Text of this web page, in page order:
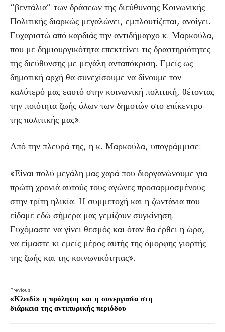
“βεντάλια” των δράσεων της διεύθυνσης Κοινωνικής
Πολιτικής διαρκώς μεγαλώνει, εμπλουτίζεται, ανοίγει.
Ευχαριστώ από καρδιάς την αντιδήμαρχο κ. Μαρκούλα,
που με δημιουργικότητα επεκτείνει τις δραστηριότητες
της διεύθυνσης με μεγάλη ανταπόκριση. Εμείς ως
δημοτική αρχή θα συνεχίσουμε να δίνουμε τον
καλύτερό μας εαυτό στην κοινωνική πολιτική, θέτοντας
την ποιότητα ζωής όλων των δημοτών στο επίκεντρο
της πολιτικής μας».
Από την πλευρά της, η κ. Μαρκούλα, υπογράμμισε:
«Είναι πολύ μεγάλη μας χαρά που διοργανώνουμε για
πρώτη χρονιά αυτούς τους αγώνες προσαρμοσμένους
στην τρίτη ηλικία. Η συμμετοχή και η ζωντάνια που
είδαμε εδώ σήμερα μας γεμίζουν συγκίνηση.
Ευχόμαστε να γίνει θεσμός και όταν θα έρθει η ώρα,
να είμαστε κι εμείς μέρος αυτής της όμορφης γιορτής
της ζωής και της κοινωνικότητας».
Previous:
«Κλειδί» η πρόληψη και η συνεργασία στη
διάρκεια της αντιπυρικής περιόδου